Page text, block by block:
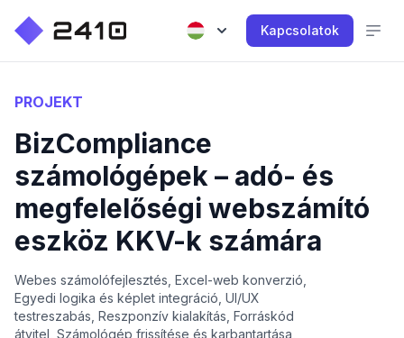
Kapcsolatok
PROJEKT
BizCompliance
számológépek – adó- és
megfelelőségi webszámító
eszköz KKV-k számára
Webes számolófejlesztés, Excel-web konverzió,
Egyedi logika és képlet integráció, UI/UX
testreszabás, Reszponzív kialakítás, Forráskód
átvitel, Számológép frissítése és karbantartása,